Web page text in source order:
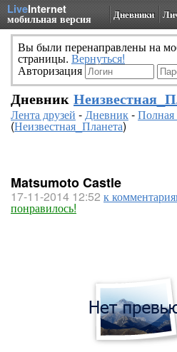
LiveInternet
мобильная версия Дневники
Вы были перенаправлены на
страницы. Вернуться!
Авторизация
Дневник
Лента друзей -Дневник-Полная
(Неизвестная_Планета)
Matsumoto Castle
17-11-2014 12:52 к
понравилось!